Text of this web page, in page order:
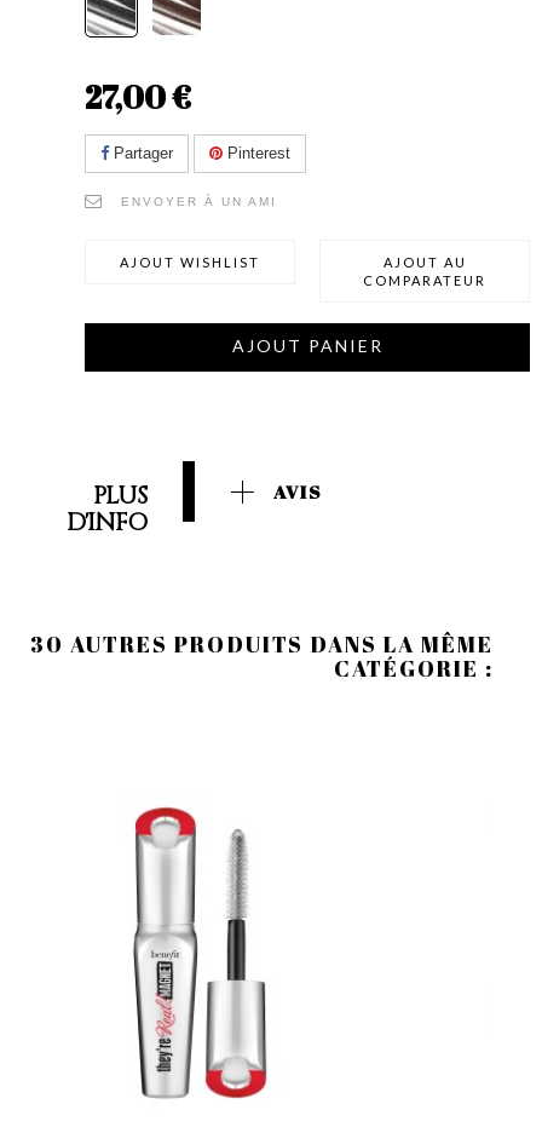
27,00 €
Partager Pinterest
ENVOYER À UN AMI
AJOUT WISHLIST
AJOUT AU
COMPARATEUR
AJOUT PANIER
PLUS
D'INFO
AVIS
30 AUTRES PRODUITS DANS LA MÊME
CATÉGORIE :